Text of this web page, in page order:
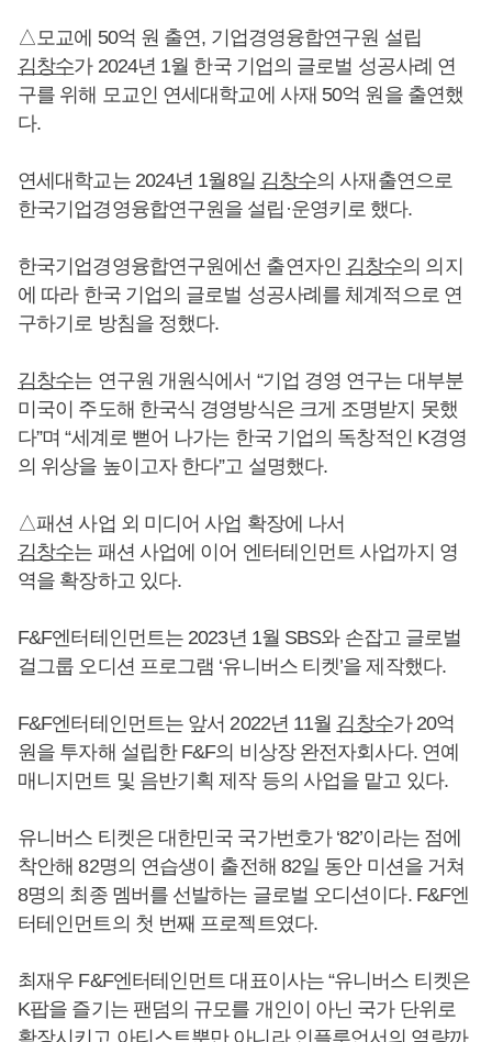
△모교에 50억 원 출연, 기업경영융합연구원 설립
김창수가 2024년 1월 한국 기업의 글로벌 성공사례 연
구를 위해 모교인 연세대학교에 사재 50억 원을 출연했
다.
연세대학교는 2024년 1월8일 김창수의 사재출연으로
한국기업경영융합연구원을 설립·운영키로 했다.
한국기업경영융합연구원에선 출연자인 김창수의 의지
에 따라 한국 기업의 글로벌 성공사례를 체계적으로 연
구하기로 방침을 정했다.
김창수는 연구원 개원식에서 “기업 경영 연구는 대부분
미국이 주도해 한국식 경영방식은 크게 조명받지 못했
다”며 “세계로 뻗어 나가는 한국 기업의 독창적인 K경영
의 위상을 높이고자 한다”고 설명했다.
△패션 사업 외 미디어 사업 확장에 나서
김창수는 패션 사업에 이어 엔터테인먼트 사업까지 영
역을 확장하고 있다.
F&F엔터테인먼트는 2023년 1월 SBS와 손잡고 글로벌
걸그룹 오디션 프로그램 ‘유니버스 티켓’을 제작했다.
F&F엔터테인먼트는 앞서 2022년 11월 김창수가 20억
원을 투자해 설립한 F&F의 비상장 완전자회사다. 연예
매니지먼트 및 음반기획 제작 등의 사업을 맡고 있다.
유니버스 티켓은 대한민국 국가번호가 ‘82’이라는 점에
착안해 82명의 연습생이 출전해 82일 동안 미션을 거쳐
8명의 최종 멤버를 선발하는 글로벌 오디션이다. F&F엔
터테인먼트의 첫 번째 프로젝트였다.
최재우 F&F엔터테인먼트 대표이사는 “유니버스 티켓은
K팝을 즐기는 팬덤의 규모를 개인이 아닌 국가 단위로
확장시키고 아티스트뿐만 아니라 인플루언서의 역량까